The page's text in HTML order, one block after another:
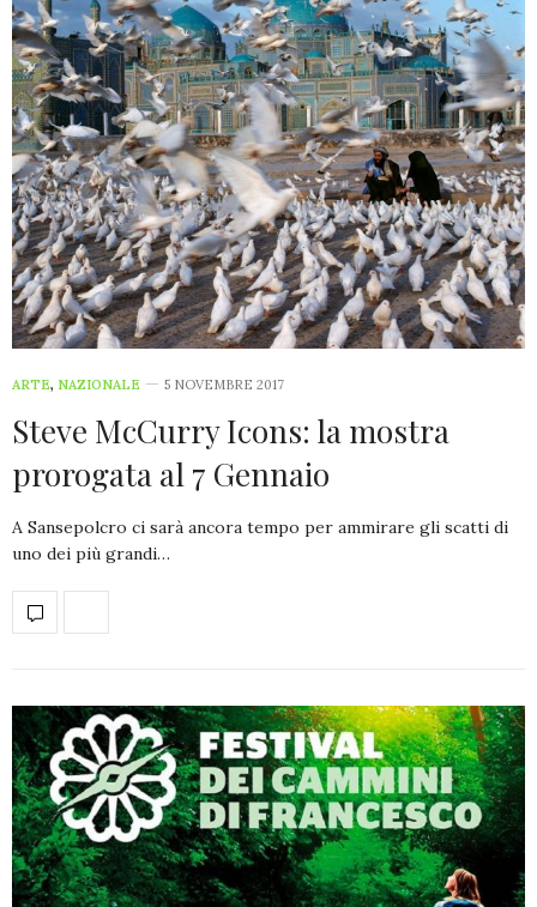
ARTE, NAZIONALE 5 NOVEMBRE 2017
Steve McCurry Icons: la mostra
prorogata al 7 Gennaio
A Sansepolcro ci sarà ancora tempo per ammirare gli scatti di
uno dei più grandi…